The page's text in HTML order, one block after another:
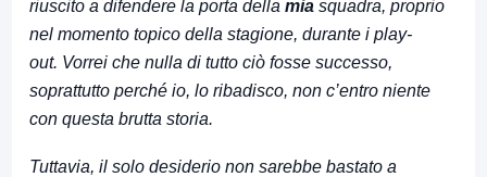
riuscito a difendere la porta della mia squadra, proprio
nel momento topico della stagione, durante i play-
out. Vorrei che nulla di tutto ciò fosse successo,
soprattutto perché io, lo ribadisco, non c’entro niente
con questa brutta storia.
Tuttavia, il solo desiderio non sarebbe bastato a